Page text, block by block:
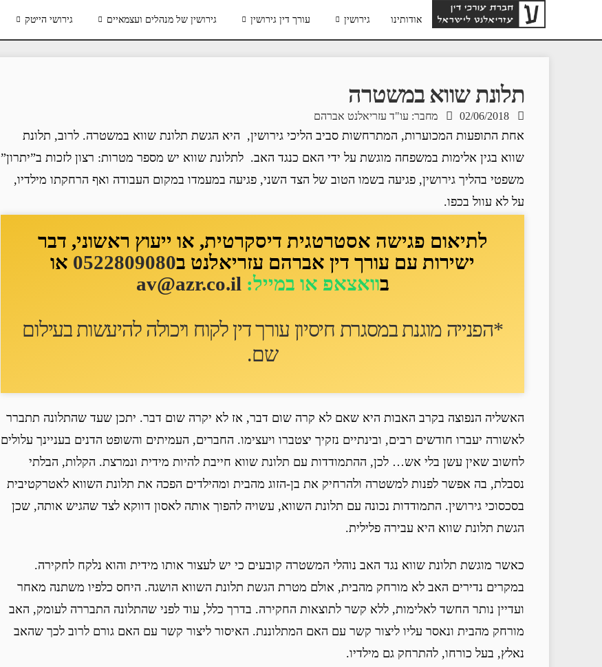
אודותינו גירושין עורך דין גירושין גירושין של מנהלים ועצמאיים גירושי הייטק
תלונת שווא במשטרה
02/06/2018 מחבר: עו"ד עזריאלנט אברהם
אחת התופעות המכוערות, המתרחשות סביב הליכי גירושין, היא הגשת תלונת שווא במשטרה. לרוב, תלונת
שווא בגין אלימות במשפחה מוגשת על ידי האם כנגד האב. לתלונת שווא יש מספר מטרות: רצון לזכות ב”יתרון”
משפטי בהליך גירושין, פגיעה בשמו הטוב של הצד השני, פגיעה במעמדו במקום העבודה ואף הרחקתו מילדיו,
על לא עוול בכפו.
לתיאום פגישה אסטרטגית דיסקרטית, או ייעוץ ראשוני, דבר
ישירות עם עורך דין אברהם עזריאלנט ב0522809080 או
בוואצאפ או במייל: av@azr.co.il
*הפנייה מוגנת במסגרת חיסיון עורך דין לקוח ויכולה להיעשות בעילום
שם.
האשליה הנפוצה בקרב האבות היא שאם לא קרה שום דבר, אז לא יקרה שום דבר. יתכן שעד שהתלונה תתברר
לאשורה יעברו חודשים רבים, ובינתיים נזקיך יצטברו ויעצימו. החברים, העמיתים והשופט הדנים בעניינך עלולים
לחשוב שאין עשן בלי אש… לכן, ההתמודדות עם תלונת שווא חייבת להיות מידית ונמרצת. הקלות, הבלתי
נסבלת, בה אפשר לפנות למשטרה ולהרחיק את בן-הזוג מהבית ומהילדים הפכה את תלונת השווא לאטרקטיבית
בסכסוכי גירושין. התמודדות נכונה עם תלונת השווא, עשויה להפוך אותה לאסון דווקא לצד שהגיש אותה, שכן
הגשת תלונת שווא היא עבירה פלילית.
כאשר מוגשת תלונת שווא נגד האב נוהלי המשטרה קובעים כי יש לעצור אותו מידית והוא נלקח לחקירה.
במקרים נדירים האב לא מורחק מהבית, אולם מטרת הגשת תלונת השווא הושגה. היחס כלפיו משתנה מאחר
ועדיין נותר החשד לאלימות, ללא קשר לתוצאות החקירה. בדרך כלל, עוד לפני שהתלונה התבררה לעומק, האב
מורחק מהבית ונאסר עליו ליצור קשר עם האם המתלוננת. האיסור ליצור קשר עם האם גורם לרוב לכך שהאב
נאלץ, בעל כורחו, להתרחק גם מילדיו.